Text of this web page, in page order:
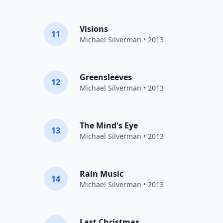
11 Visions
Michael Silverman • 2013
12 Greensleeves
Michael Silverman • 2013
13 The Mind's Eye
Michael Silverman • 2013
14 Rain Music
Michael Silverman • 2013